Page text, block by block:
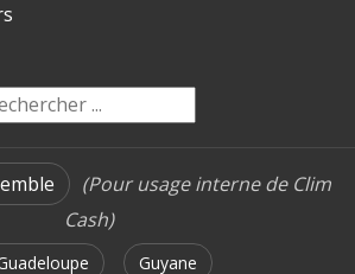
(Pour usage interne de Clim
Cash)
Guyane